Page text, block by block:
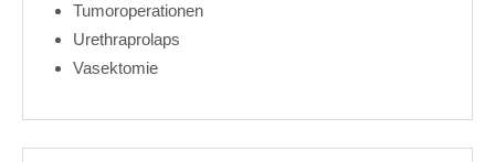
Tumoroperationen
Urethraprolaps
Vasektomie